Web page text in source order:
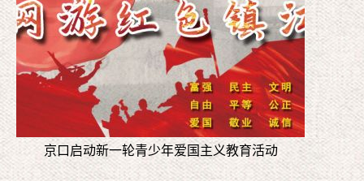
京口启动新一轮青少年爱国主义教育活动